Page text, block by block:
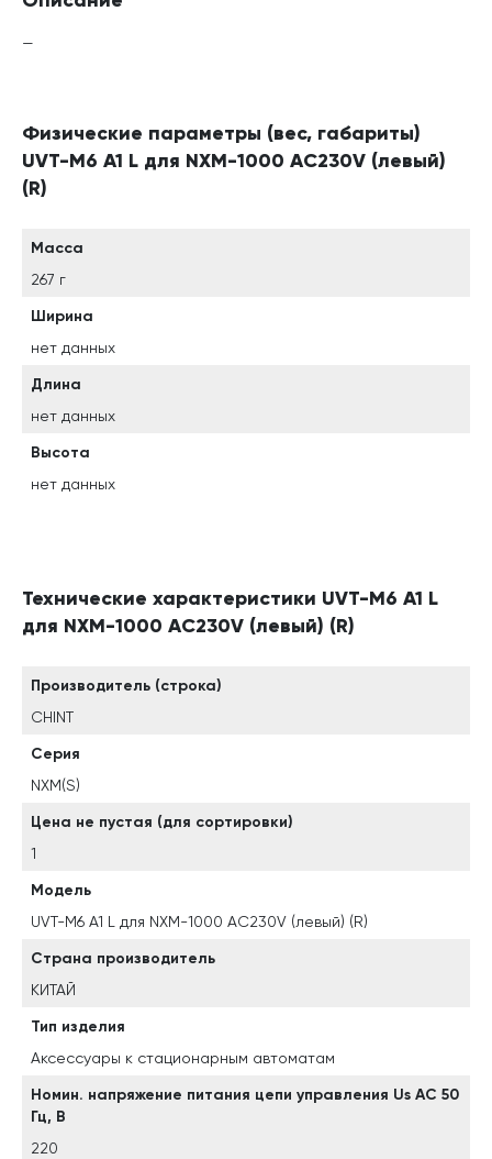
—
Физические параметры (вес, габариты)
UVT-M6 A1 L для NXM-1000 AC230V (левый)
(R)
Масса
267 г
Ширина
нет данных
Длина
нет данных
Высота
нет данных
Технические характеристики UVT-M6 A1 L
для NXM-1000 AC230V (левый) (R)
Производитель (строка)
CHINT
Серия
NXM(S)
Цена не пустая (для сортировки)
1
Модель
UVT-M6 A1 L для NXM-1000 AC230V (левый) (R)
Страна производитель
КИТАЙ
Тип изделия
Аксессуары к стационарным автоматам
Номин. напряжение питания цепи управления Us AC 50
Гц, В
220